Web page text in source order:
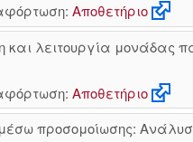
Αποθετήριο
και λειτουργία
Αποθετήριο
προσομοίωσης: